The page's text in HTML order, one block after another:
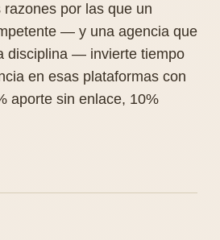
por las que un
— y una agencia que
disciplina — invierte tiempo
en esas plataformas con
aporte sin enlace, 10%